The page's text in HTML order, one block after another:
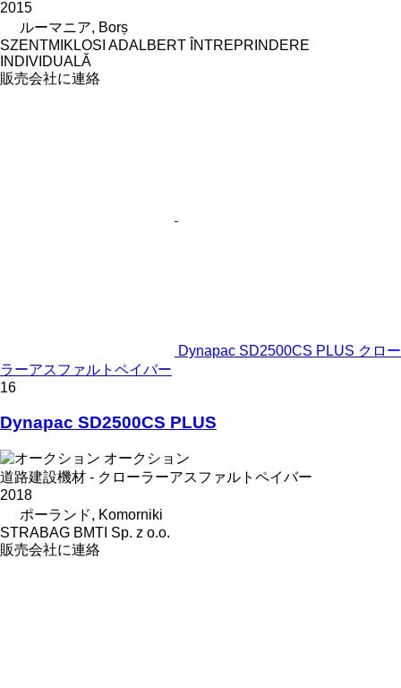
2015
ルーマニア, Borș
SZENTMIKLOSI ADALBERT ÎNTREPRINDERE
INDIVIDUALĂ
販売会社に連絡
Dynapac SD2500CS PLUS クロー
ラーアスファルトペイバー
16
Dynapac SD2500CS PLUS
オークション
道路建設機材 - クローラーアスファルトペイバー
2018
ポーランド, Komorniki
STRABAG BMTI Sp. z o.o.
販売会社に連絡